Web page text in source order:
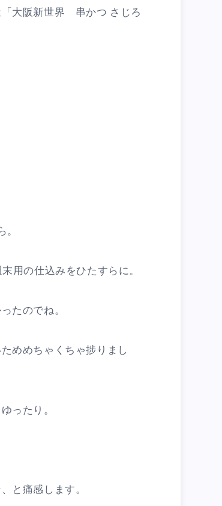
大阪新世界 串かつ さじろ
用の仕込みをひたすらに。
たのでね。
めめちゃくちゃ捗りまし
ったり。
と痛感します。